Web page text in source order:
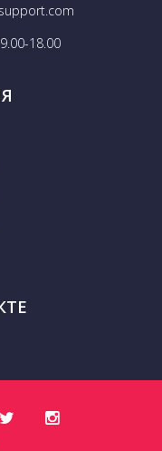
18.00